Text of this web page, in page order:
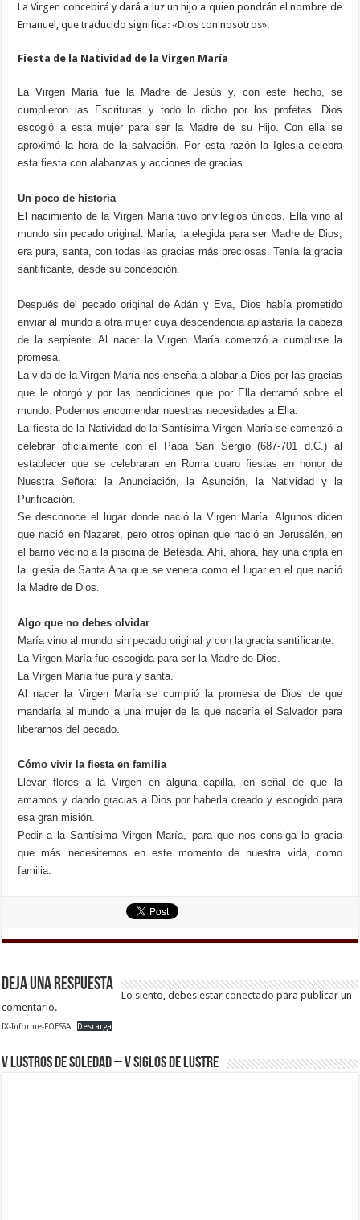
La Virgen concebirá y dará a luz un hijo a quien pondrán el nombre de
Emanuel, que traducido significa: «Dios con nosotros».
Fiesta de la Natividad de la Virgen María
La Virgen María fue la Madre de Jesús y, con este hecho, se
cumplieron las Escrituras y todo lo dicho por los profetas. Dios
escogió a esta mujer para ser la Madre de su Hijo. Con ella se
aproximó la hora de la salvación. Por esta razón la Iglesia celebra
esta fiesta con alabanzas y acciones de gracias.
Un poco de historia
El nacimiento de la Virgen María tuvo privilegios únicos. Ella vino al
mundo sin pecado original. María, la elegida para ser Madre de Dios,
era pura, santa, con todas las gracias más preciosas. Tenía la gracia
santificante, desde su concepción.
Después del pecado original de Adán y Eva, Dios había prometido
enviar al mundo a otra mujer cuya descendencia aplastaría la cabeza
de la serpiente. Al nacer la Virgen María comenzó a cumplirse la
promesa.
La vida de la Virgen María nos enseña a alabar a Dios por las gracias
que le otorgó y por las bendiciones que por Ella derramó sobre el
mundo. Podemos encomendar nuestras necesidades a Ella.
La fiesta de la Natividad de la Santísima Virgen María se comenzó a
celebrar oficialmente con el Papa San Sergio (687-701 d.C.) al
establecer que se celebraran en Roma cuaro fiestas en honor de
Nuestra Señora: la Anunciación, la Asunción, la Natividad y la
Purificación.
Se desconoce el lugar donde nació la Virgen María. Algunos dicen
que nació en Nazaret, pero otros opinan que nació en Jerusalén, en
el barrio vecino a la piscina de Betesda. Ahí, ahora, hay una cripta en
la iglesia de Santa Ana que se venera como el lugar en el que nació
la Madre de Dios.
Algo que no debes olvidar
María vino al mundo sin pecado original y con la gracia santificante.
La Virgen María fue escogida para ser la Madre de Dios.
La Virgen María fue pura y santa.
Al nacer la Virgen María se cumplió la promesa de Dios de que
mandaría al mundo a una mujer de la que nacería el Salvador para
liberarnos del pecado.
Cómo vivir la fiesta en familia
Llevar flores a la Virgen en alguna capilla, en señal de que la
amamos y dando gracias a Dios por haberla creado y escogido para
esa gran misión.
Pedir a la Santísima Virgen María, para que nos consiga la gracia
que más necesitemos en este momento de nuestra vida, como
familia.
Deja una respuesta
Lo siento, debes estarconectado para publicar un
comentario.
IX-Informe-FOESSA Descarga
V Lustros de Soledad – V Siglos de Lustre